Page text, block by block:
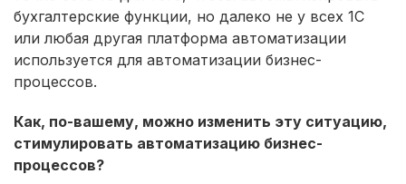
бухгалтерские функции, но далеко не у всех 1С
или любая другая платформа автоматизации
используется для автоматизации бизнес-
процессов.
Как, по-вашему, можно изменить эту ситуацию,
стимулировать автоматизацию бизнес-
процессов?